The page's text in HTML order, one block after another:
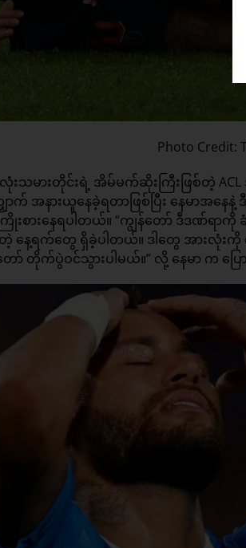
Photo Credit:
းသမားတိုင်းရဲ့ အိမ်မက်ဆိုးကြီးဖြစ်တဲ့
အနားယူနေခဲ့ရတာဖြစ်ပြီး နေမာအနေ
စားနေရပါတယ်။ “ကျွန်တော် ဒီဒဏ်ရာ
နေ့ရက်တွေ ရှိခဲ့ပါတယ်။ ဒါတွေ အားလုံ
တိုက်ပွဲဝင်သွားပါမယ်။” လို့ နေမာ က ပြေ